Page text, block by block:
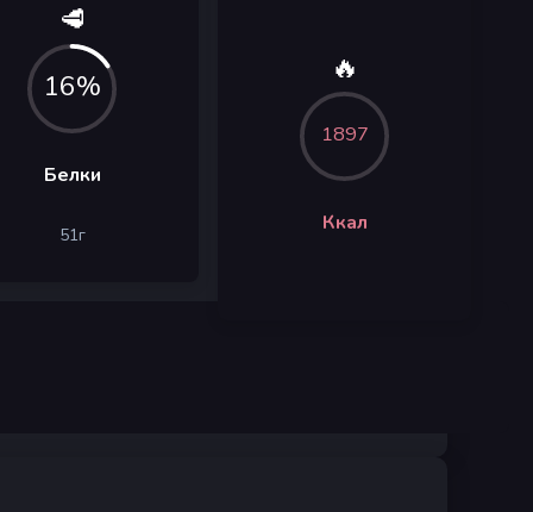
🥩
16%
Белки
51г
🔥
1897
Ккал